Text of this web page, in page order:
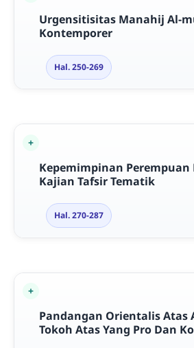
Urgensitisitas Manahij Al-
Kontemporer
Hal. 250-269
Kepemimpinan Perempuan
Kajian Tafsir Tematik
Hal. 270-287
Pandangan Orientalis Atas
Tokoh Atas Yang Pro Dan